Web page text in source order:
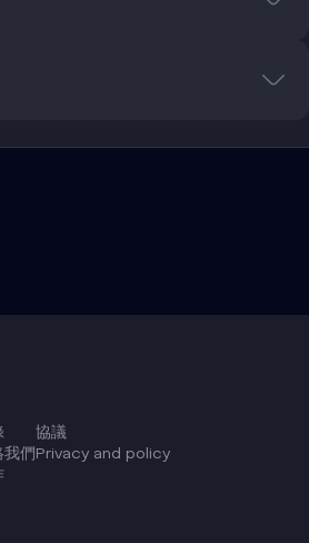
我們
協議
Privacy and policy